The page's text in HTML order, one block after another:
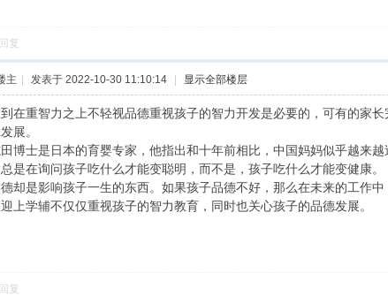
回复
主 发表于 2022-10-30 11:10:14 显示全部楼层
在重智力之上不轻视品德重视孩子的智力开发是必要的，可有的家
展。
博士是日本的育婴专家，他指出和十年前相比，中国妈妈似乎越来
是在询问孩子吃什么才能变聪明，而不是，孩子吃什么才能变健康。
却是影响孩子一生的东西。如果孩子品德不好，那么在未来的工作中
上学辅不仅仅重视孩子的智力教育，同时也关心孩子的品德发展。
回复